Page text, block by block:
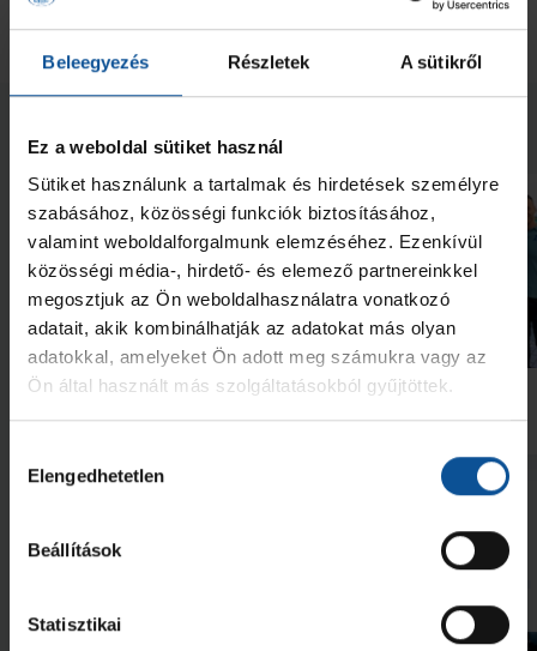
Beleegyezés Részletek A sütikről
Ez a weboldal sütiket használ
Sütiket használunk a tartalmak és hirdetések személyre
szabásához, közösségi funkciók biztosításához,
valamint weboldalforgalmunk elemzéséhez. Ezenkívül
közösségi média-, hirdető- és elemező partnereinkkel
megosztjuk az Ön weboldalhasználatra vonatkozó
adatait, akik kombinálhatják az adatokat más olyan
adatokkal, amelyeket Ön adott meg számukra vagy az
Ön által használt más szolgáltatásokból gyűjtöttek.
kiválasztása
Elengedhetetlen
Beállítások
Statisztikai
Neked ajánljuk
Galéria
Futás a Ligetben (2026.07.28.)
Lukács Kornél az Év
akadémistája